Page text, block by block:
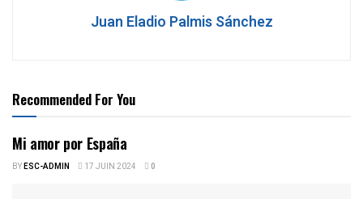
Juan Eladio Palmis Sánchez
Recommended For You
Mi amor por España
BYESC-ADMIN 17 JUIN 2024 0